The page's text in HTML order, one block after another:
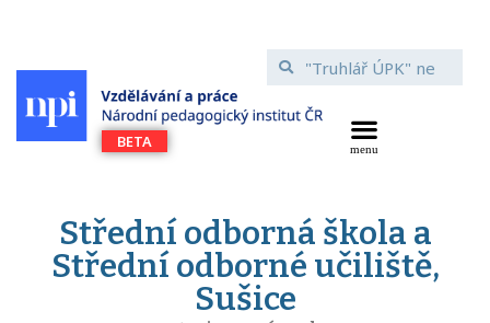
Střední odborná škola a
Střední odborné učiliště,
Sušice